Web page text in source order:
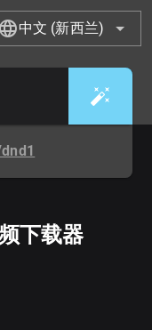
中文 (新西兰)
下载器